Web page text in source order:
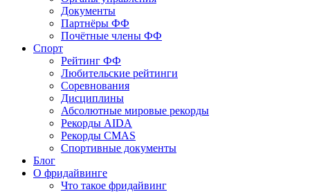
Документы
Партнёры ФФ
Почётные члены ФФ
Спорт
Рейтинг ФФ
Любительские рейтинги
Соревнования
Дисциплины
Абсолютные мировые рекорды
Рекорды AIDA
Рекорды CMAS
Спортивные документы
Блог
О фридайвинге
Что такое фридайвинг